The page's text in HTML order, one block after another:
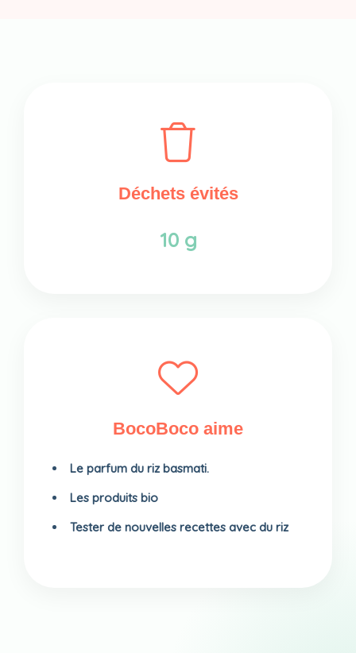
Déchets évités
10 g
BocoBoco aime
Le parfum du riz basmati.
Les produits bio
Tester de nouvelles recettes avec du riz